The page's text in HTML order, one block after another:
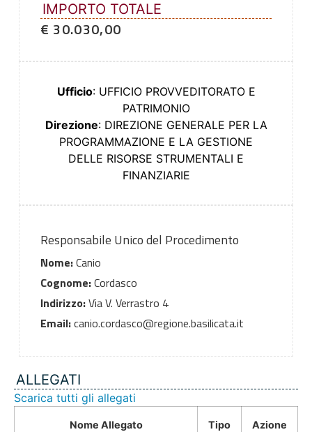
IMPORTO TOTALE
€ 30.030,00
Ufficio: UFFICIO PROVVEDITORATO E
PATRIMONIO
Direzione: DIREZIONE GENERALE PER LA
PROGRAMMAZIONE E LA GESTIONE
DELLE RISORSE STRUMENTALI E
FINANZIARIE
Responsabile Unico del Procedimento
Nome:Canio
Cognome:Cordasco
Indirizzo:Via V. Verrastro 4
Email:canio.cordasco@regione.basilicata.it
ALLEGATI
Scarica tutti gli allegati
Nome Allegato Tipo Azione